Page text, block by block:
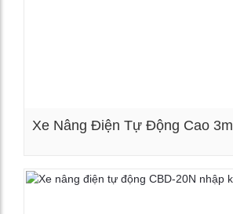
Xe Nâng Điện Tự Động Cao 3m